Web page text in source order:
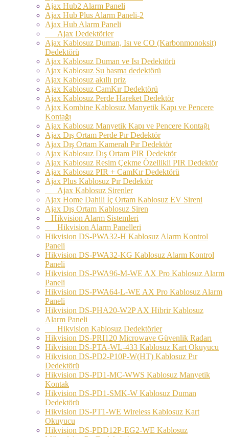
Ajax Hub2 Alarm Paneli
Ajax Hub Plus Alarm Paneli-2
Ajax Hub Alarm Paneli
Ajax Dedektörler
Ajax Kablosuz Duman, Isı ve CO (Karbonmonoksit)
Dedektörü
Ajax Kablosuz Duman ve Isı Dedektörü
Ajax Kablosuz Su basma dedektörü
Ajax Kablosuz akıllı priz
Ajax Kablosuz CamKır Dedektörü
Ajax Kablosuz Perde Hareket Dedektör
Ajax Kombine Kablosuz Manyetik Kapı ve Pencere
Kontağı
Ajax Kablosuz Manyetik Kapı ve Pencere Kontağı
Ajax Dış Ortam Perde Pır Dedektör
Ajax Dış Ortam Kameralı Pır Dedektör
Ajax Kablosuz Dış Ortam PIR Dedektör
Ajax Kablosuz Resim Çekme Özellikli PIR Dedektör
Ajax Kablosuz PIR + CamKır Dedektörü
Ajax Plus Kablosuz Pır Dedektör
Ajax Kablosuz Sirenler
Ajax Home Dahili İç Ortam Kablosuz EV Sireni
Ajax Dış Ortam Kablosuz Siren
Hikvision Alarm Sistemleri
Hikvision Alarm Panelleri
Hikvision DS-PWA32-H Kablosuz Alarm Kontrol
Paneli
Hikvision DS-PWA32-KG Kablosuz Alarm Kontrol
Paneli
Hikvision DS-PWA96-M-WE AX Pro Kablosuz Alarm
Paneli
Hikvision DS-PWA64-L-WE AX Pro Kablosuz Alarm
Paneli
Hikvision DS-PHA20-W2P AX Hibrir Kablosuz
Alarm Paneli
Hikvision Kablosuz Dedektörler
Hikvision DS-PRI120 Microwave Güvenlik Radarı
Hikvision DS-PTA-WL-433 Kablosuz Kart Okuyucu
Hikvision DS-PD2-P10P-W(HT) Kablosuz Pır
Dedektörü
Hikvision DS-PD1-MC-WWS Kablosuz Manyetik
Kontak
Hikvision DS-PD1-SMK-W Kablosuz Duman
Dedektörü
Hikvision DS-PT1-WE Wireless Kablosuz Kart
Okuyucu
Hikvision DS-PDD12P-EG2-WE Kablosuz